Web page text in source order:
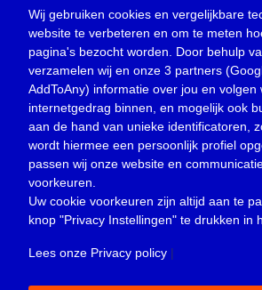
Ingezonden brief(539)
Media(156)
Nieuws (23.330)
Oproep(734)
Overlijden(39)
Podcast(18)
prijsvraag (5)
Religie (1.438)
Service(226)
Wij gebruiken cookies en vergelijkbare
website te verbeteren en om te meten
pagina's bezocht worden. Door behulp
verzamelen wij en onze 3 partners
AddToAny) informatie over jou en volgen
internetgedrag binnen, en mogelijk ook
aan de hand van unieke identificatoren,
wordt hiermee een persoonlijk profiel
passen wij onze website en
voorkeuren.
Uw cookie voorkeuren zijn altijd aan te
knop "Privacy Instellingen" te drukken in
Lees onze Privacy policy |